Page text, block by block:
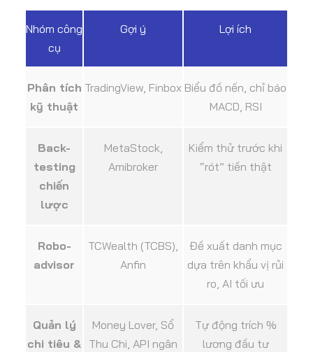
Nhóm công
cụ
Gợi ý Lợi ích
Phân tích
kỹ thuật
TradingView, Finbox Biểu đồ nến, chỉ báo
MACD, RSI
Back-
testing
chiến
lược
MetaStock,
Amibroker
Kiểm thử trước khi
“rót” tiền thật
Robo-
advisor
TCWealth (TCBS),
Anfin
Đề xuất danh mục
dựa trên khẩu vị rủi
ro, AI tối ưu
Quản lý
chi tiêu &
Money Lover, Sổ
Thu Chi, API ngân
Tự động trích %
lương đầu tư